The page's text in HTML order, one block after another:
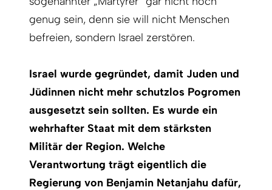
genug sein, denn sie will nicht Menschen
befreien, sondern Israel zerstören.
Israel wurde gegründet, damit Juden und
Jüdinnen nicht mehr schutzlos Pogromen
ausgesetzt sein sollten. Es wurde ein
wehrhafter Staat mit dem stärksten
Militär der Region. Welche
Verantwortung trägt eigentlich die
Regierung von Benjamin Netanjahu dafür,